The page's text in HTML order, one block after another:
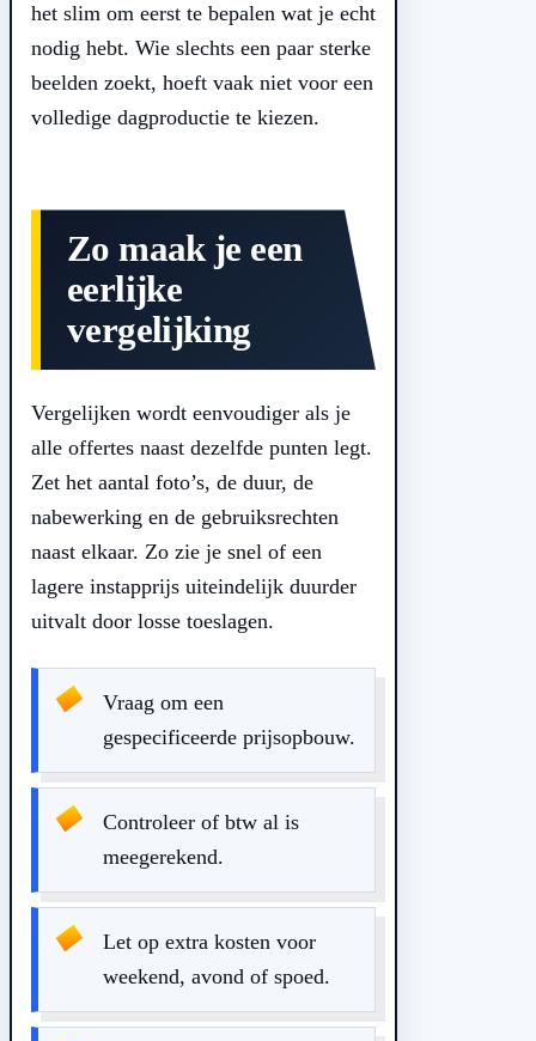
het slim om eerst te bepalen wat je echt
nodig hebt. Wie slechts een paar sterke
beelden zoekt, hoeft vaak niet voor een
volledige dagproductie te kiezen.
Zo maak je een
eerlijke
vergelijking
Vergelijken wordt eenvoudiger als je
alle offertes naast dezelfde punten legt.
Zet het aantal foto’s, de duur, de
nabewerking en de gebruiksrechten
naast elkaar. Zo zie je snel of een
lagere instapprijs uiteindelijk duurder
uitvalt door losse toeslagen.
Vraag om een
gespecificeerde prijsopbouw.
Controleer of btw al is
meegerekend.
Let op extra kosten voor
weekend, avond of spoed.